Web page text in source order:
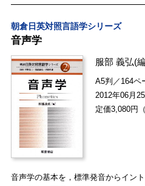
朝倉日英対照言語学シリーズ
音声学
服部 義弘(
A5判／164ペ
2012年06月
定価3,080円
音声学の基本を，標準発音からイン